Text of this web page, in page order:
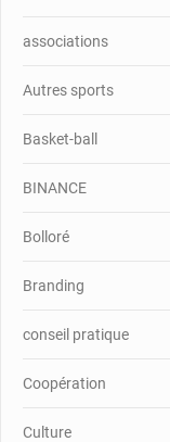
associations
Autres sports
Basket-ball
BINANCE
Bolloré
Branding
conseil pratique
Coopération
Culture